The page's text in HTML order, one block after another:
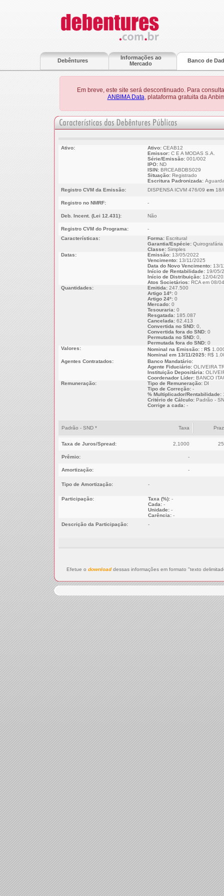
Debêntures
Informações ao
Mercado
Banco de
Em breve, este site será descontinuado. Para
ANBIMA Data, plataforma gratuita da
Ativo: Ativo:CEAB12
Emissor:C E A MODAS S.A.
Série/Emissão:001/002
IPO: ND
ISIN:BRCEABDBS029
Situação:Registrado
Escritura Padronizada:
Registro CVM da Emissão:
DISPENSA ICVM 476/09 em18/
Registro no NMRF: -
Deb. Incent. (Lei 12.431): Não
Registro CVM do Programa:
-
Características:
Forma:Escritural
Garantia/Espécie:Quirografária
Classe:Simples
Datas:
Emissão:13/05/2022
Vencimento: 13/11/2025
Data do Novo Vencimento:13/
Início de Rentabilidade:19/05/
Início de Distribuição:12/04/
Atos Societários:RCA em 08/
Quantidades:
Emitida:247.500
Artigo 14º:0
Artigo 24º:0
Mercado:0
Tesouraria:0
Resgatada:185.087
Cancelada:62.413
Convertida no SND:0,
Convertida fora do SND:0
Permutada no SND:0,
Permutada fora do SND:0
Valores:
Nominal na Emissão: : R$
Nominal em 13/11/2025:R$
Agentes Contratados:
Banco Mandatário:
Agente Fiduciário:OLIVEIRA
Instituição Depositária:
Coordenador Líder:BANCO
Remuneração:
Tipo de Remuneração:DI
Tipo de Correção:-
% Multiplicador/Rentabilidade:
Critério de Cálculo:Padrão -
Corrige a cada:-
Padrão - SND * Taxa
Taxa de Juros/Spread: 2,1000
Prêmio: -
Amortização: -
Tipo de Amortização: -
Participação: Taxa (%):-
Cada:-
Unidade:-
Carência:-
Descrição da Participação:
-
Efetue o downloaddessas informações em formato "texto